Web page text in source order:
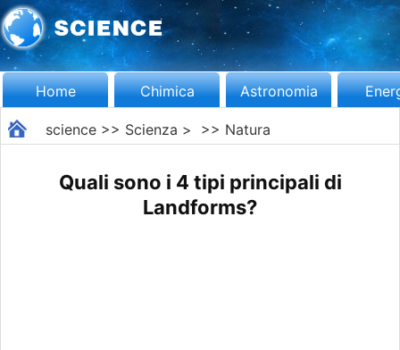
Home Chimica Astronomia
science>> Scienza > >> Natura
Quali sono i 4 tipi principali di
Landforms?